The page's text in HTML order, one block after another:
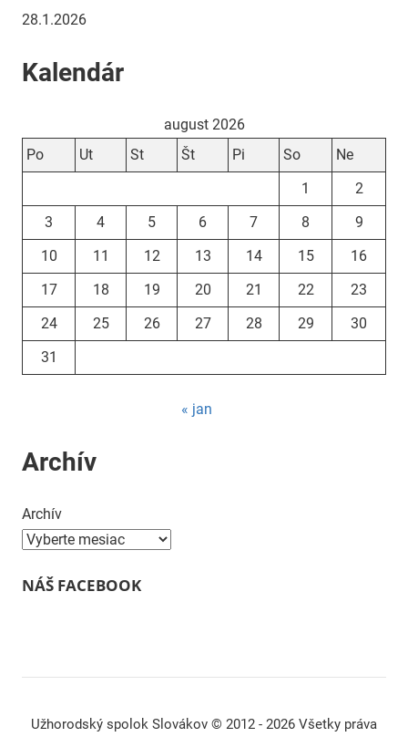
28.1.2026
Kalendár
august 2026
Po
Ut St Št Pi So
Ne
1
2
3
4 5 6 7 8
9
10
11 12 13 14 15
16
17
18 19 20 21 22
23
24
25 26 27 28 29
30
31
« jan
Archív
Archív
NÁŠ FACEBOOK
Užhorodský spolok Slovákov © 2012 - 2026 Všetky práva